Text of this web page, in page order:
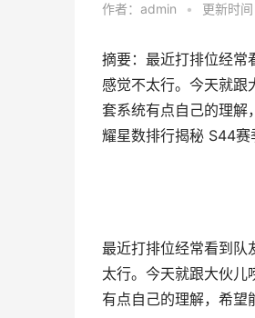
作者： admin • 更新时
摘要：最近打排位经常
感觉不太行。今天就跟
套系统有点自己的理解
耀星数排行揭秘 S44赛
最近打排位经常看到队
太行。今天就跟大伙儿
有点自己的理解，希望